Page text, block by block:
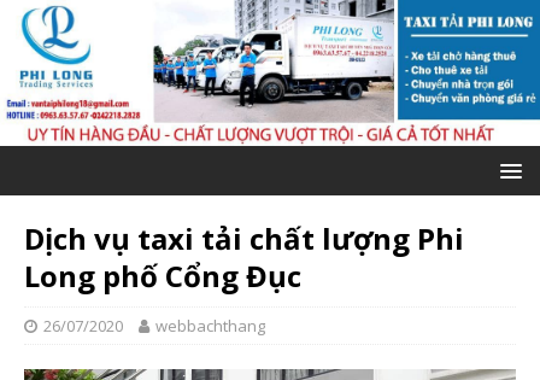
Dịch vụ taxi tải chất lượng Phi
Long phố Cổng Đục
26/07/2020 webbachthang